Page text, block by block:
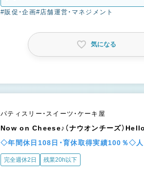
#販促・企画#店舗運営・マネジメント
気になる
パティスリー・スイーツ・ケーキ屋
Now on Cheese♪（ナウオンチーズ）
◇年間休日108日・育休取得実績100％◇人
完全週休2日 残業20h以下